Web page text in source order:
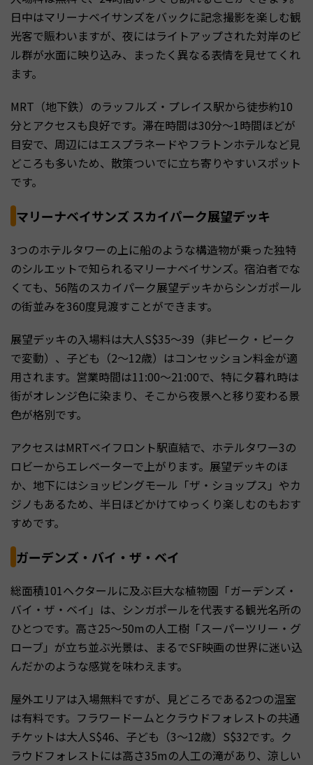
日中はマリーナベイサンズをバックに記念撮影を楽しむ観
光客で賑わいますが、夜にはライトアップされた対岸のビ
ル群が水面に映り込み、まったく異なる表情を見せてくれ
ます。
MRT（地下鉄）のラッフルズ・プレイス駅から徒歩約10
分とアクセスも良好です。滞在時間は30分〜1時間ほどが
目安で、周辺にはエスプラネードやフラトンホテルなど見
どころも多いため、散策ついでに立ち寄りやすいスポット
です。
マリーナベイサンズ スカイパーク展望デッキ
3つのホテルタワーの上に船のような構造物が乗った独特
のシルエットで知られるマリーナベイサンズ。宿泊者でな
くても、56階のスカイパーク展望デッキからシンガポール
の街並みを360度見渡すことができます。
展望デッキの入場料は大人S$35〜39（非ピーク・ピーク
で変動）、子ども（2〜12歳）はコンセッション料金が適
用されます。営業時間は11:00〜21:00で、特に夕暮れ時は
街がオレンジ色に染まり、そこから夜景へと移り変わる景
色が格別です。
アクセスはMRTベイフロント駅直結で、ホテルタワー3の
ロビーからエレベーターで上がります。展望デッキのほ
か、地下にはショッピングモール「ザ・ショップス」やカ
ジノもあるため、半日ほどかけてゆっくり楽しむのもおす
すめです。
ガーデンズ・バイ・ザ・ベイ
総面積101ヘクタールに及ぶ巨大な植物園「ガーデンズ・
バイ・ザ・ベイ」は、シンガポールを代表する観光名所の
ひとつです。高さ25〜50mの人工樹「スーパーツリー・グ
ローブ」が立ち並ぶ光景は、まるでSF映画の世界に迷い込
んだかのような感覚を味わえます。
屋外エリアは入場無料ですが、見どころである2つの温室
は有料です。フラワードームとクラウドフォレストの共通
チケットは大人S$46、子ども（3〜12歳）S$32です。ク
ラウドフォレストには高さ35mの人工の滝があり、涼しい